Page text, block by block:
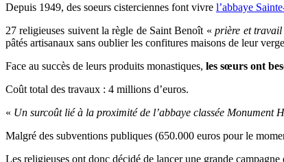
Depuis 1949, des soeurs cisterciennes font vivre l’abbaye
27 religieuses suivent la règle de Saint Benoît «prière et travail
pâtés artisanaux sans oublier les confitures maisons de leur
Face au succès de leurs produits monastiques, les sœurs ont
Coût total des travaux : 4 millions d’euros.
« Un surcoût lié à la proximité de l’abbaye classée Monument
Malgré des subventions publiques (650.000 euros pour le
Les religieuses ont donc décidé de lancer une grande